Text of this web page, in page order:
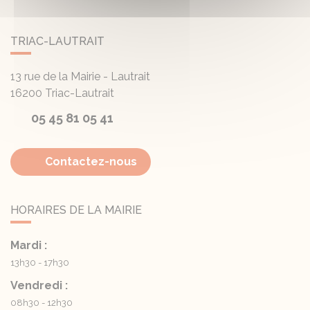
TRIAC-LAUTRAIT
13 rue de la Mairie - Lautrait
16200 Triac-Lautrait
05 45 81 05 41
Contactez-nous
HORAIRES DE LA MAIRIE
Mardi :
13h30 - 17h30
Vendredi :
08h30 - 12h30